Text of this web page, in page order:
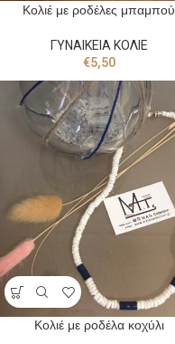
Κολιέ με ροδέλες μπαμπού
ΓΥΝΑΙΚΕΙΑ ΚΟΛΙΕ
€5,50
Κολιέ με ροδέλα κοχύλι